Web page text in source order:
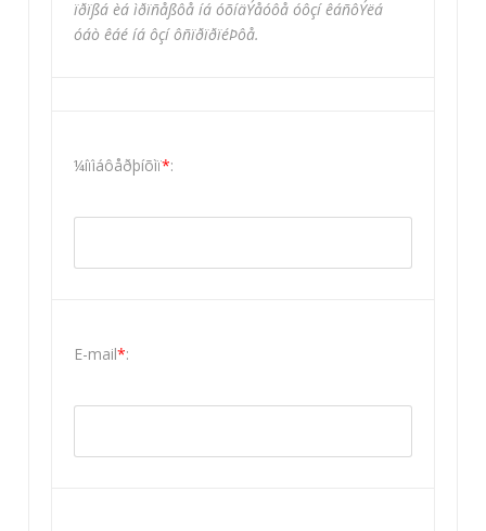
ïðïßá èá ìðïñåßôå íá óõíäÝåóôå óôçí êáñôÝëá
óáò êáé íá ôçí ôñïðïðïéÞôå.
¼íïìáôåðþíõìï*:
E-mail*: